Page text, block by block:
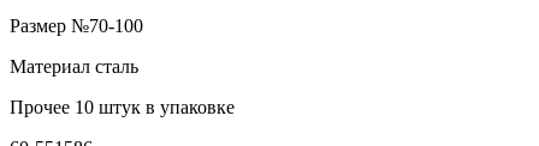
Размер №70-100
Материал сталь
Прочее 10 штук в упаковке